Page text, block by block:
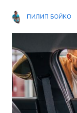
ПИЛИП БОЙКО